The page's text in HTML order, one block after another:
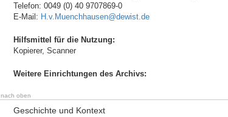
Telefon: 0049 (0) 40 9707869-0
E-Mail: H.v.Muenchhausen@dewist.de
Hilfsmittel für die Nutzung:
Kopierer, Scanner
Weitere Einrichtungen des Archivs:
nach oben
Geschichte und Kontext